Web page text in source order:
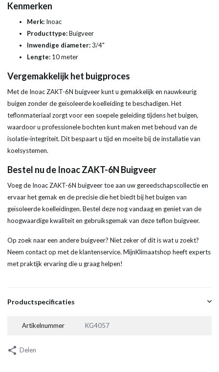
Kenmerken
Merk: Inoac
Producttype:Buigveer
Inwendige diameter:3/4"
Lengte: 10 meter
Vergemakkelijk het buigproces
Met de Inoac ZAKT-6N buigveer kunt u gemakkelijk en nauwkeurig
buigen zonder de geïsoleerde koelleiding te beschadigen. Het
teflonmateriaal zorgt voor een soepele geleiding tijdens het buigen,
waardoor u professionele bochten kunt maken met behoud van de
isolatie-integriteit. Dit bespaart u tijd en moeite bij de installatie van
koelsystemen.
Bestel nu de Inoac ZAKT-6N Buigveer
Voeg de Inoac ZAKT-6N buigveer toe aan uw gereedschapscollectie en
ervaar het gemak en de precisie die het biedt bij het buigen van
geïsoleerde koelleidingen. Bestel deze nog vandaag en geniet van de
hoogwaardige kwaliteit en gebruiksgemak van deze teflon buigveer.
Op zoek naar een andere buigveer? Niet zeker of dit is wat u zoekt?
Neem contact op met de klantenservice. MijnKlimaatshop heeft experts
met praktijk ervaring die u graag helpen!
Productspecificaties
Artikelnummer KG4057
Delen